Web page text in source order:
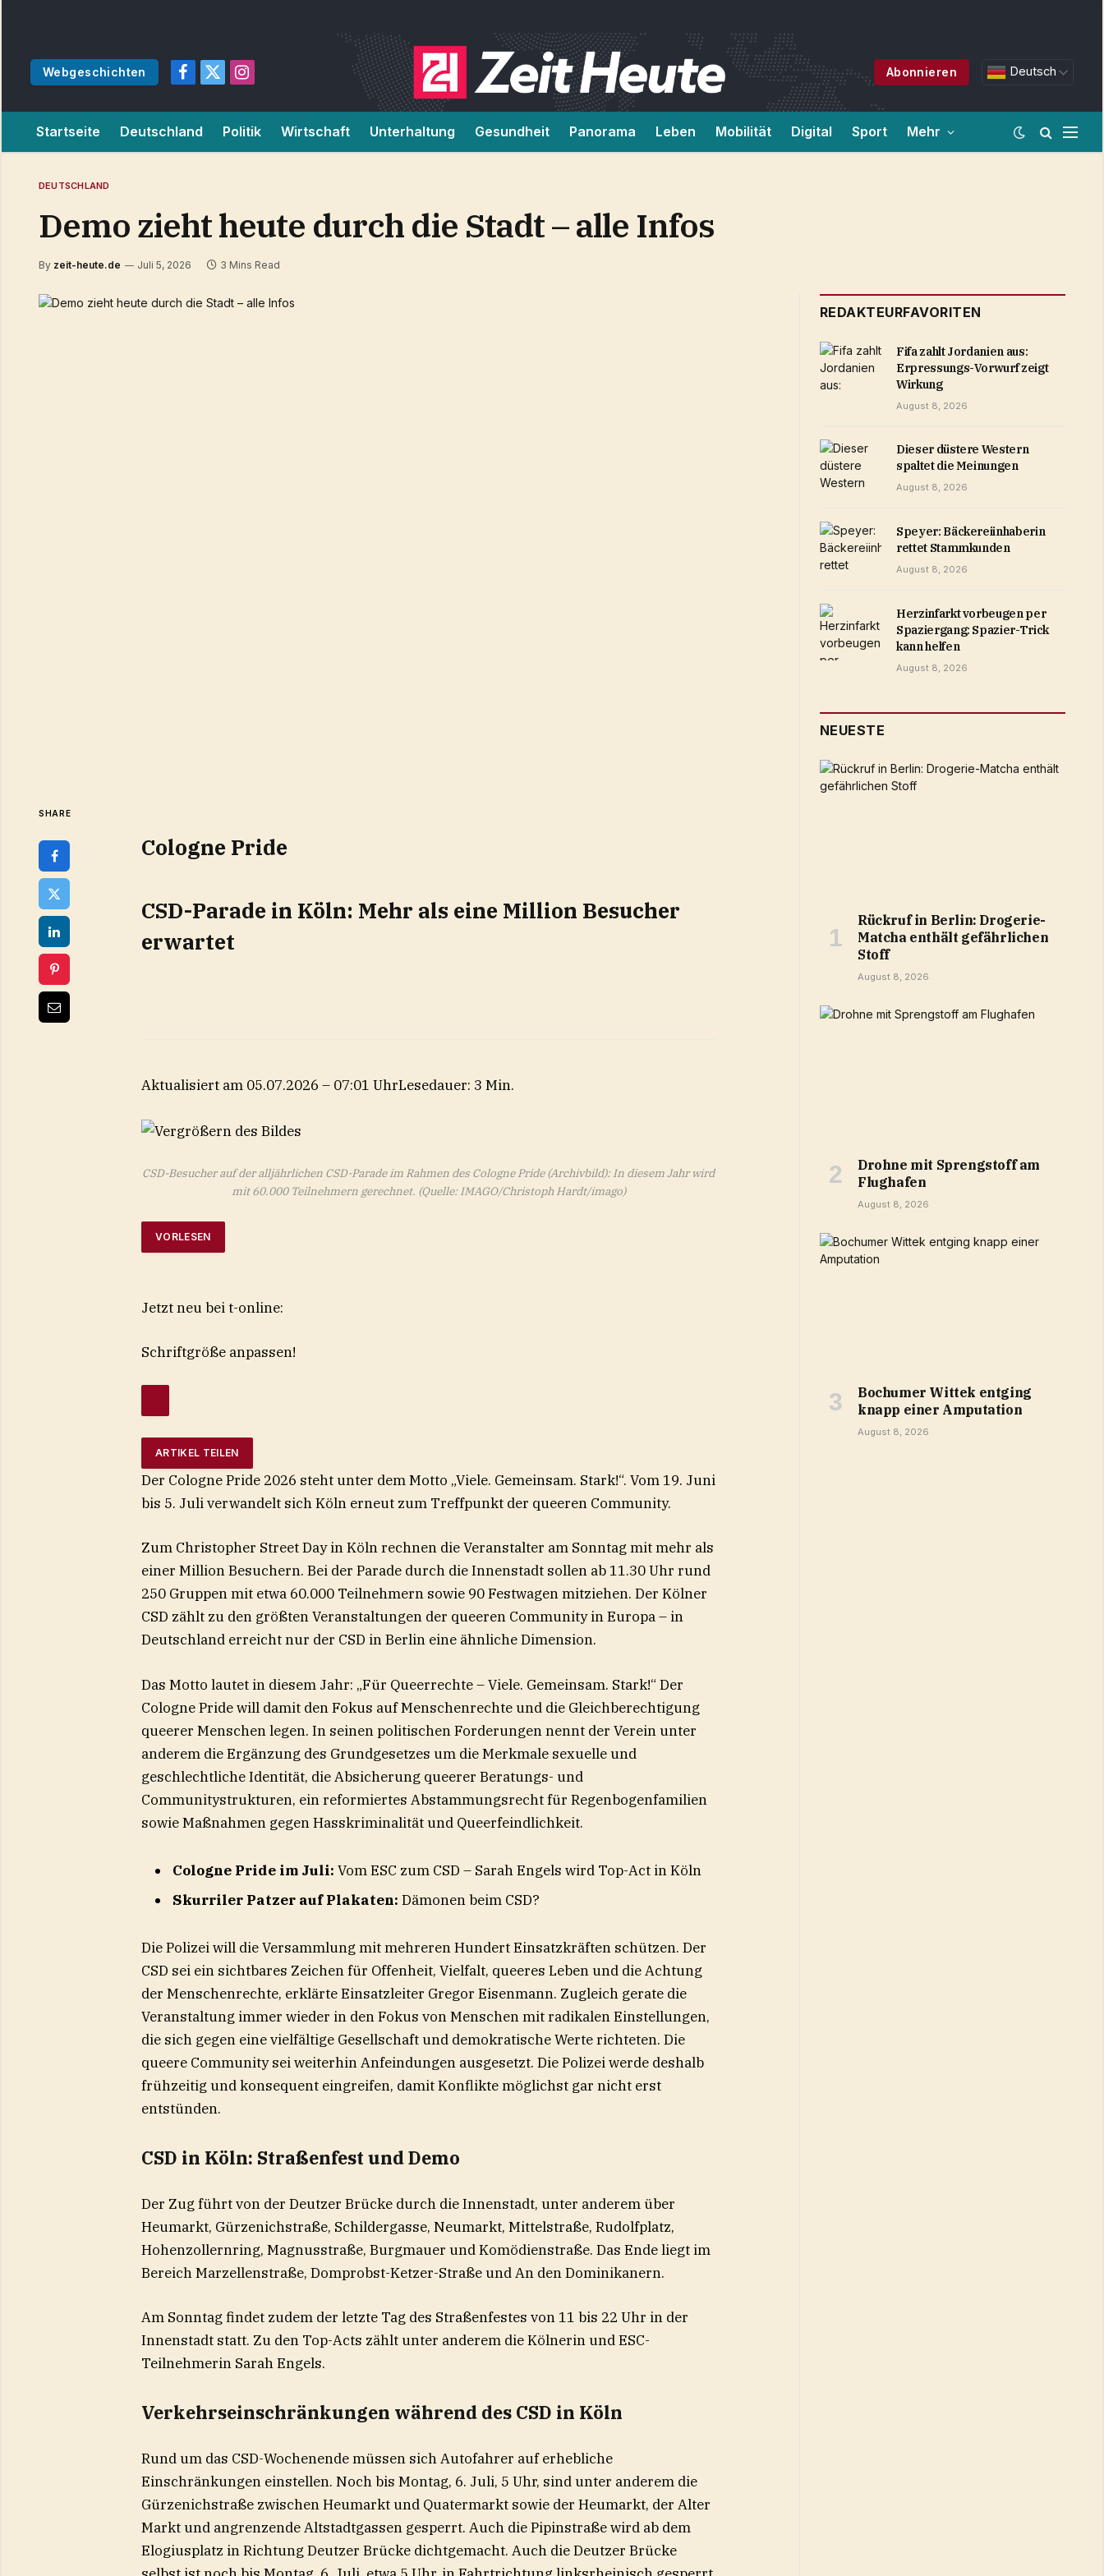
Webgeschichten
Facebook
X
Instagram
Abonnieren Deutsch
Startseite Deutschland Politik Wirtschaft Unterhaltung Gesundheit Panorama Leben Mobilität Digital Sport Mehr
DEUTSCHLAND
Demo zieht heute durch die Stadt – alle Infos
By zeit-heute.de Juli 5, 2026 3 Mins Read
SHARE
Cologne Pride
CSD-Parade in Köln: Mehr als eine Million Besucher
erwartet
Aktualisiert am 05.07.2026 – 07:01 UhrLesedauer: 3 Min.
CSD-Besucher auf der alljährlichen CSD-Parade im Rahmen des Cologne Pride (Archivbild): In diesem Jahr wird
mit 60.000 Teilnehmern gerechnet. (Quelle: IMAGO/Christoph Hardt/imago)
VORLESEN
Jetzt neu bei t-online:
Schriftgröße anpassen!
ARTIKEL TEILEN
Der Cologne Pride 2026 steht unter dem Motto „Viele. Gemeinsam. Stark!“. Vom 19. Juni
bis 5. Juli verwandelt sich Köln erneut zum Treffpunkt der queeren Community.
Zum Christopher Street Day in Köln rechnen die Veranstalter am Sonntag mit mehr als
einer Million Besuchern. Bei der Parade durch die Innenstadt sollen ab 11.30 Uhr rund
250 Gruppen mit etwa 60.000 Teilnehmern sowie 90 Festwagen mitziehen. Der Kölner
CSD zählt zu den größten Veranstaltungen der queeren Community in Europa – in
Deutschland erreicht nur der CSD in Berlin eine ähnliche Dimension.
Das Motto lautet in diesem Jahr: „Für Queerrechte – Viele. Gemeinsam. Stark!“ Der
Cologne Pride will damit den Fokus auf Menschenrechte und die Gleichberechtigung
queerer Menschen legen. In seinen politischen Forderungen nennt der Verein unter
anderem die Ergänzung des Grundgesetzes um die Merkmale sexuelle und
geschlechtliche Identität, die Absicherung queerer Beratungs- und
Communitystrukturen, ein reformiertes Abstammungsrecht für Regenbogenfamilien
sowie Maßnahmen gegen Hasskriminalität und Queerfeindlichkeit.
Cologne Pride im Juli: Vom ESC zum CSD – Sarah Engels wird Top-Act in Köln
Skurriler Patzer auf Plakaten: Dämonen beim CSD?
Die Polizei will die Versammlung mit mehreren Hundert Einsatzkräften schützen. Der
CSD sei ein sichtbares Zeichen für Offenheit, Vielfalt, queeres Leben und die Achtung
der Menschenrechte, erklärte Einsatzleiter Gregor Eisenmann. Zugleich gerate die
Veranstaltung immer wieder in den Fokus von Menschen mit radikalen Einstellungen,
die sich gegen eine vielfältige Gesellschaft und demokratische Werte richteten. Die
queere Community sei weiterhin Anfeindungen ausgesetzt. Die Polizei werde deshalb
frühzeitig und konsequent eingreifen, damit Konflikte möglichst gar nicht erst
entstünden.
CSD in Köln: Straßenfest und Demo
Der Zug führt von der Deutzer Brücke durch die Innenstadt, unter anderem über
Heumarkt, Gürzenichstraße, Schildergasse, Neumarkt, Mittelstraße, Rudolfplatz,
Hohenzollernring, Magnusstraße, Burgmauer und Komödienstraße. Das Ende liegt im
Bereich Marzellenstraße, Domprobst-Ketzer-Straße und An den Dominikanern.
Am Sonntag findet zudem der letzte Tag des Straßenfestes von 11 bis 22 Uhr in der
Innenstadt statt. Zu den Top-Acts zählt unter anderem die Kölnerin undESC-
Teilnehmerin Sarah Engels.
Verkehrseinschränkungen während des CSD in Köln
Rund um das CSD-Wochenende müssen sich Autofahrer auf erhebliche
Einschränkungen einstellen. Noch bis Montag, 6. Juli, 5 Uhr, sind unter anderem die
Gürzenichstraße zwischen Heumarkt und Quatermarkt sowie der Heumarkt, der Alter
Markt und angrenzende Altstadtgassen gesperrt. Auch die Pipinstraße wird ab dem
Elogiusplatz in Richtung Deutzer Brücke dichtgemacht. Auch die Deutzer Brücke
REDAKTEURFAVORITEN
Fifa zahlt Jordanien aus:
Erpressungs-Vorwurf zeigt
Wirkung
August 8, 2026
Dieser düstere Western
spaltet die Meinungen
August 8, 2026
Speyer: Bäckereiinhaberin
rettet Stammkunden
August 8, 2026
Herzinfarkt vorbeugen per
Spaziergang: Spazier-Trick
kann helfen
August 8, 2026
NEUESTE
Rückruf in Berlin: Drogerie-
Matcha enthält gefährlichen
Stoff
August 8, 2026
Drohne mit Sprengstoff am
Flughafen
August 8, 2026
Bochumer Wittek entging
knapp einer Amputation
August 8, 2026